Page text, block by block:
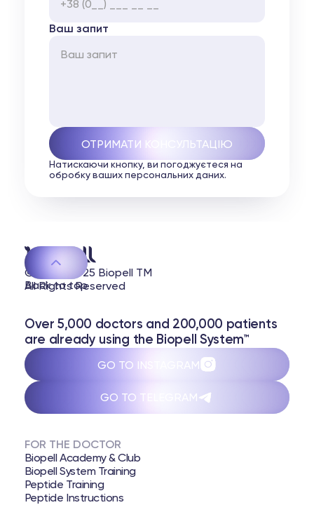
Ваш запит
Натискаючи кнопку, ви погоджуєтеся на
обробку ваших персональних даних.
© 2020-2025 Biopell TM
All Rights Reserved
FOR THE DOCTOR
Biopell Academy & Club
Biopell System Training
Peptide Training
Peptide Instructions
Over 5,000 doctors and 200,000 patients
are already using the Biopell System™
GO TO INSTAGRAM
GO TO TELEGRAM
Back to top